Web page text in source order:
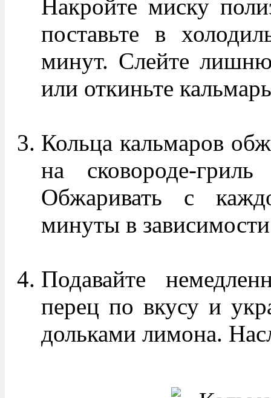
Накройте миску
поставьте в
минут. Слейте
или откиньте
Кольца кальмаров
на сковороде-
Обжаривать с
минуты в
Подавайте
перец по вкусу и
дольками лимона.